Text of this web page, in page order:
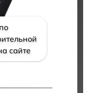
сайте